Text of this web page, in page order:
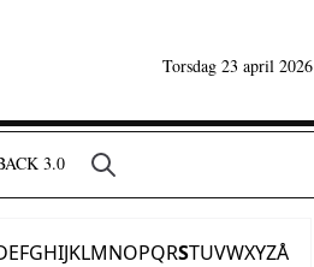
Torsdag 23 april 2026
3.0
EFGHIJKLMNOPQRSTUVWXYZÅ